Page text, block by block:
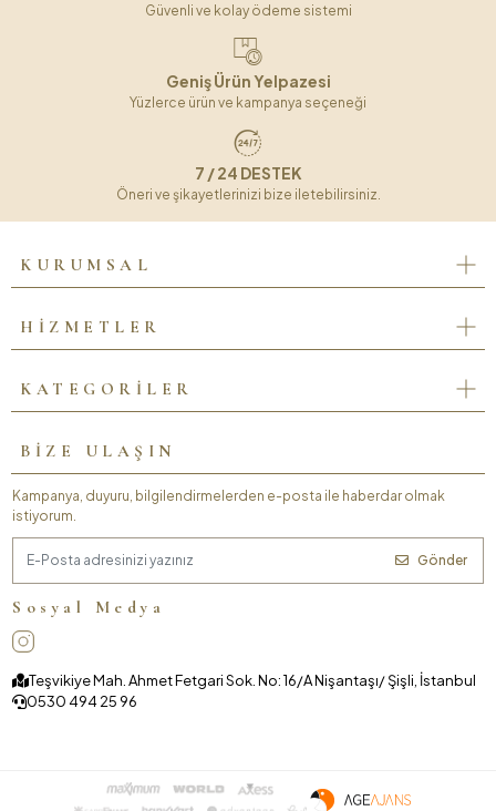
Güvenli ve kolay ödeme sistemi
Geniş Ürün Yelpazesi
Yüzlerce ürün ve kampanya seçeneği
7 / 24 DESTEK
Öneri ve şikayetlerinizi bize iletebilirsiniz.
KURUMSAL
HİZMETLER
KATEGORİLER
BİZE ULAŞIN
Kampanya, duyuru, bilgilendirmelerden e-posta ile haberdar olmak
istiyorum.
Gönder
Sosyal Medya
Teşvikiye Mah. Ahmet Fetgari Sok. No: 16/A Nişantaşı/ Şişli, İstanbul
0530 494 25 96